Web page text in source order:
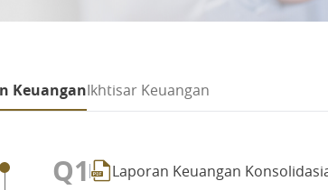
KeuanganIkhtisar Keuangan
Q1 Laporan Keuangan